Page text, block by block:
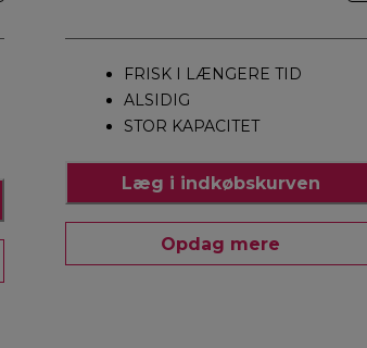
FRISK I LÆNGERE TID
ALSIDIG
STOR KAPACITET
Læg i indkøbskurven
Opdag mere